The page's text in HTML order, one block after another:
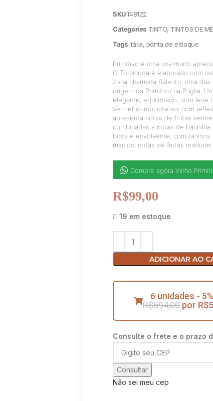
SKU148122
Categories TINTO, TINTOS DE
Tags itália, ponta de estoque
Primitivo é uma uva muito
O Torcicoda é elaborado com
zona chamada Salento, uma
origem da Primitivo na Puglia.
elegante, equilibrado, com leve
Vermelho-rubi intenso com
apresenta notas de frutas
combinadas a notas de
boca é envolvente, com
macios; notas de frutas
Compre agora Vinho
R$99,00
19 em estoque
ADICIONAR AO
6 unidades -
R$594,00 por R$
Consulte o frete e o prazo
Consultar
Não sei meu cep